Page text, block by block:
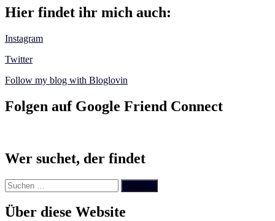
Hier findet ihr mich auch:
Instagram
Twitter
Follow my blog with Bloglovin
Folgen auf Google Friend Connect
Wer suchet, der findet
Suchen
nach:
Über diese Website